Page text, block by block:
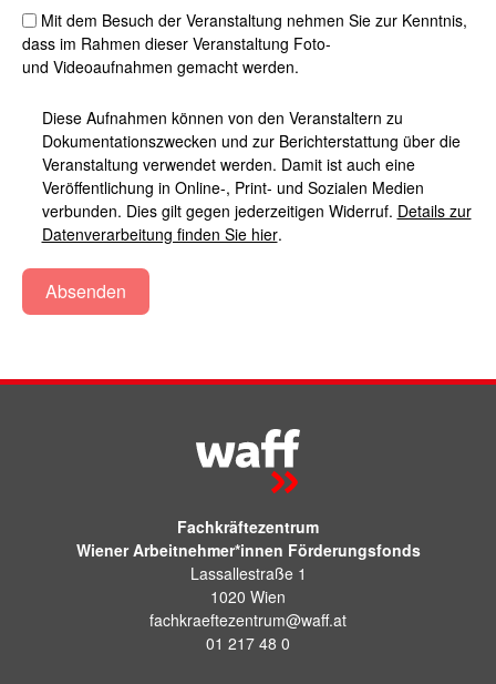
Mit dem Besuch der Veranstaltung nehmen Sie zur Kenntnis,
dass im Rahmen dieser Veranstaltung Foto-
und Videoaufnahmen gemacht werden.
Diese Aufnahmen können von den Veranstaltern zu
Dokumentationszwecken und zur Berichterstattung über die
Veranstaltung verwendet werden. Damit ist auch eine
Veröffentlichung in Online-, Print- und Sozialen Medien
verbunden. Dies gilt gegen jederzeitigen Widerruf. Details zur
Datenverarbeitung finden Sie hier.
Absenden
Fachkräftezentrum
Wiener Arbeitnehmer*innen Förderungsfonds
Lassallestraße 1
1020 Wien
fachkraeftezentrum@waff.at
01 217 48 0